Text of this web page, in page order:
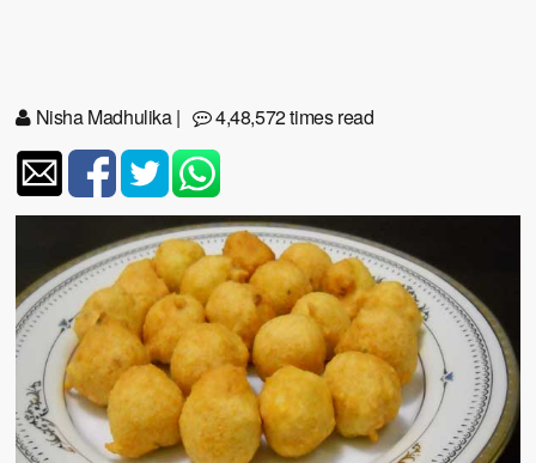
Nisha Madhulika| 4,48,572 times read